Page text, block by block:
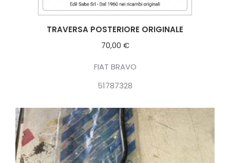
TRAVERSA POSTERIORE ORIGINALE
70,00 €
FIAT BRAVO
51787328